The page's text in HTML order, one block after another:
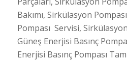
Bakımı, Sirkülasyon
Pompası Servisi,
Güneş Enerjisi Basınç
Enerjisi Basınç Pompası